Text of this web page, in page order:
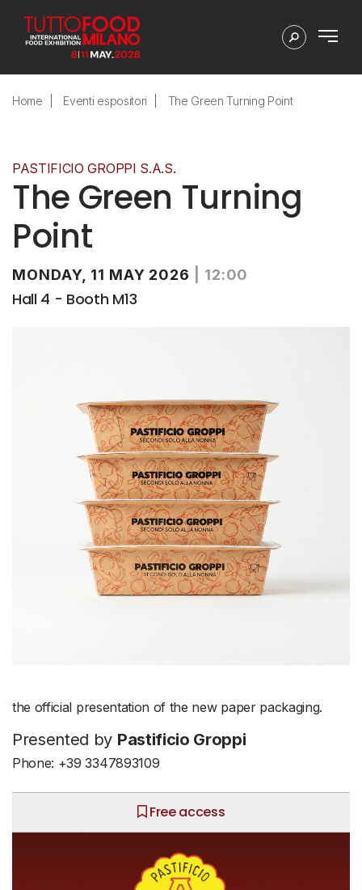
Home Eventi espositori The Green Turning Point
PASTIFICIO GROPPI S.A.S.
The Green Turning
Point
MONDAY, 11 MAY 2026 12:00
Hall 4 - Booth M13
the official presentation of the new paper packaging.
Presented by Pastificio Groppi
Phone: +39 3347893109
Free access